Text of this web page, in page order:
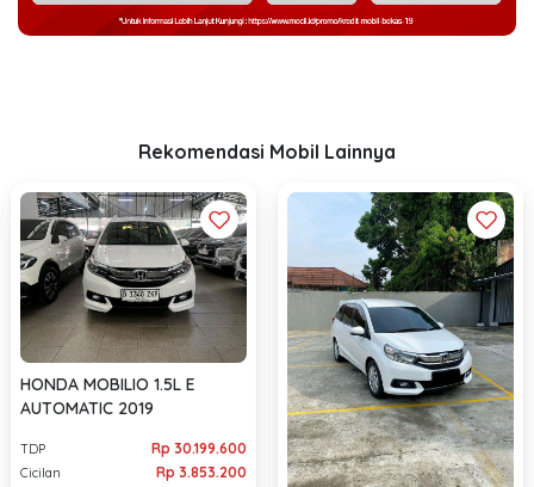
Rekomendasi Mobil Lainnya
HONDA MOBILIO 1.5L E
AUTOMATIC 2019
TDP Rp 30.199.600
Cicilan
Rp 3.853.200